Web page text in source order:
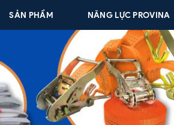
SẢN PHẨM NĂNG LỰC PROVINA